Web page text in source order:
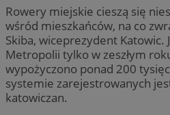
Rowery miejskie cieszą się
wśród mieszkańców, na co
Skiba, wiceprezydent Katowic.
Metropolii tylko w zeszłym
wypożyczono ponad 200
systemie zarejestrowanych
katowiczan.